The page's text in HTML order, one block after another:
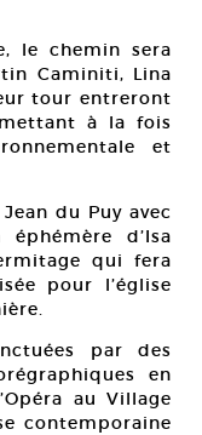
le chemin sera
Caminiti, Lina
tour entreront
à la fois
et
du Puy avec
d’Isa
qui fera
pour l’église
par des
en
au Village
contemporaine